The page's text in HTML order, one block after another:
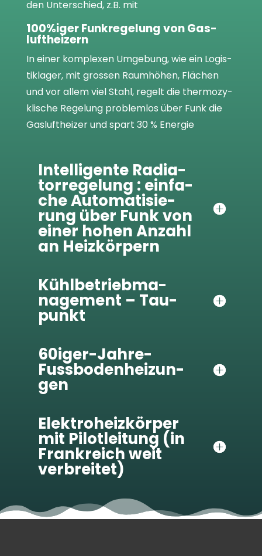
den Unter­schied, z.B. mit
100%iger Funk­re­ge­lung von Gas­
luft­hei­zern
In einer kom­ple­xen Umge­bung, wie ein Logis­
tik­la­ger, mit gros­sen Raum­hö­hen, Flä­chen
und vor allem viel Stahl, regelt die ther­mo­zy­
kli­sche Rege­lung pro­blem­los über Funk die
Gas­luft­hei­zer und spart 30 % Ener­gie
Intel­li­gente Radia­
tor­re­ge­lung : ein­fa­
che Auto­ma­ti­sie­
rung über Funk von
einer hohen Anzahl
an Heiz­kör­pern
Kühl­be­trieb­ma­
nage­ment – Tau­
punkt
60i­ger-Jahre-
Fuss­bo­den­hei­zun­
gen
Elek­tro­heiz­kör­per
mit Pilot­lei­tung (in
Frank­reich weit
ver­brei­tet)